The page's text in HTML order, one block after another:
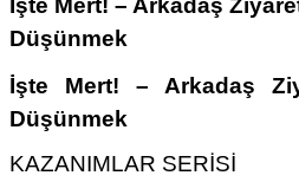
İşte Mert! – Arkadaş
Düşünmek
İşte Mert! – Arkadaş
Düşünmek
KAZANIMLAR SERİSİ